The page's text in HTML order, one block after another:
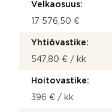
Velkaosuus:
17 576,50 €
Yhtiövastike:
547,80 € / kk
Hoitovastike:
396 € / kk